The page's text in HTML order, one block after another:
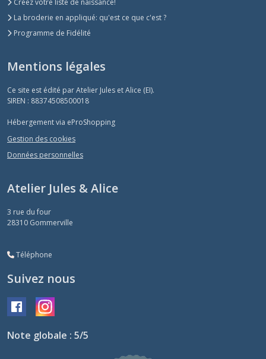
Créez votre liste de naissance!
La broderie en appliqué: qu'est ce que c'est ?
Programme de Fidélité
Mentions légales
Ce site est édité par Atelier Jules et Alice (EI).
SIREN : 88374508500018
Hébergement via eProShopping
Gestion des cookies
Données personnelles
Atelier Jules & Alice
3 rue du four
28310 Gommerville
Téléphone
Suivez nous
Note globale : 5/5